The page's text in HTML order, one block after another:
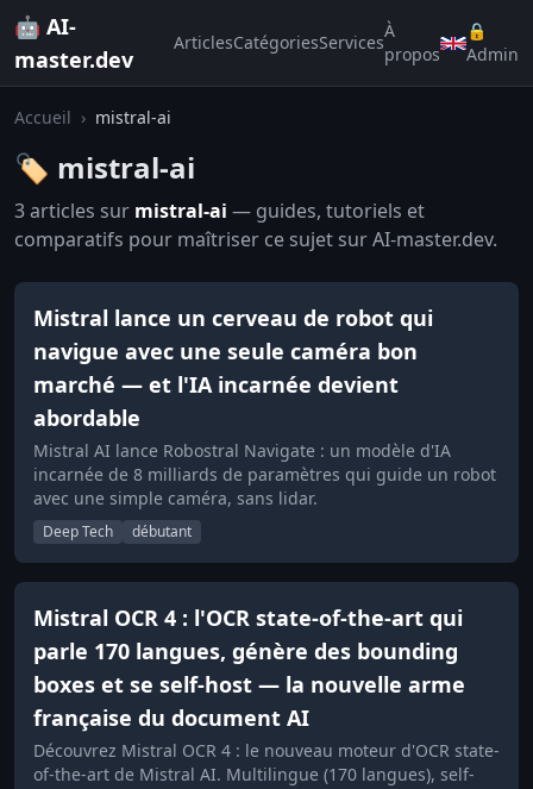
🤖 AI-
master.dev
ArticlesCatégoriesServices
À
propos
🔒
Admin
Accueil › mistral-ai
🏷️ mistral-ai
3 articles sur mistral-ai — guides, tutoriels et
comparatifs pour maîtriser ce sujet sur AI-master.dev.
Mistral lance un cerveau de robot qui
navigue avec une seule caméra bon
marché — et l'IA incarnée devient
abordable
Mistral AI lance Robostral Navigate : un modèle d'IA
incarnée de 8 milliards de paramètres qui guide un robot
avec une simple caméra, sans lidar.
Deep Tech débutant
Mistral OCR 4 : l'OCR state-of-the-art qui
parle 170 langues, génère des bounding
boxes et se self-host — la nouvelle arme
française du document AI
Découvrez Mistral OCR 4 : le nouveau moteur d'OCR state-
of-the-art de Mistral AI. Multilingue (170 langues), self-